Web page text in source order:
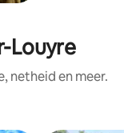
Louyre
netheid en meer.